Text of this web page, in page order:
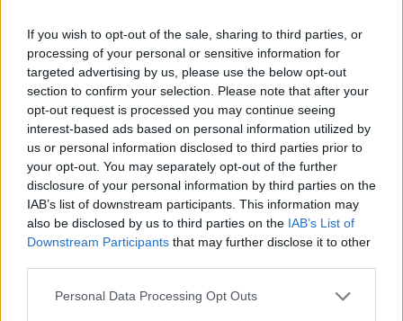
If you wish to opt-out of the sale, sharing to third parties, or
processing of your personal or sensitive information for
targeted advertising by us, please use the below opt-out
section to confirm your selection. Please note that after your
opt-out request is processed you may continue seeing
interest-based ads based on personal information utilized by
us or personal information disclosed to third parties prior to
your opt-out. You may separately opt-out of the further
disclosure of your personal information by third parties on the
IAB’s list of downstream participants. This information may
also be disclosed by us to third parties on the IAB’s List of
Downstream Participants that may further disclose it to other
Please note that this website/app uses one or more Google
Personal Data Processing Opt Outs
αφιέρωμα στη Μαρία Κάλλας με νέο και αρχειακό υλικό
τη Δευτέρα 2 Δεκεμβρίου 2024, γενέθλια ημέρα της μεγάλης
Ελληνίδας σοπράνο. Στις 10:00, στην εκπομπή «Όλα τα
Πρωινά του Τρίτου» ο Πάρις Μέξης συνομιλεί με την
σκηνοθέτιδα Όλγα Μαλέα και την …Διαβάστε Περισσότερα...
ΑΝΗΚΕΙ ΣΤΗΝ ΚΑΤΗΓΟΡΙΑ: ΑΝΑΚΟΙΝΩΣΕΙΣ , ΡΑΔΙΟΦΩΝΟ
ΕΠΙΣΗΜΑΣΜΕΝΟ ΜΕ: «Η ΜΑΡΙΑ ΠΟΥ ΕΓΙΝΕ ΚΑΛΛΑΣ» ,